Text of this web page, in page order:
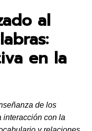
al
en la
de los
interacción con la